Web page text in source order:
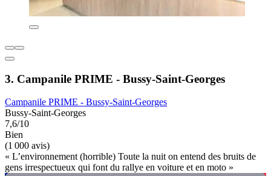
3. Campanile PRIME - Bussy-Saint-Georges
Campanile PRIME - Bussy-Saint-Georges
Bussy-Saint-Georges
7,6/10
Bien
(1 000 avis)
« L’environnement (horrible) Toute la nuit on entend des bruits de
gens irrespectueux qui font du rallye en voiture et en moto »